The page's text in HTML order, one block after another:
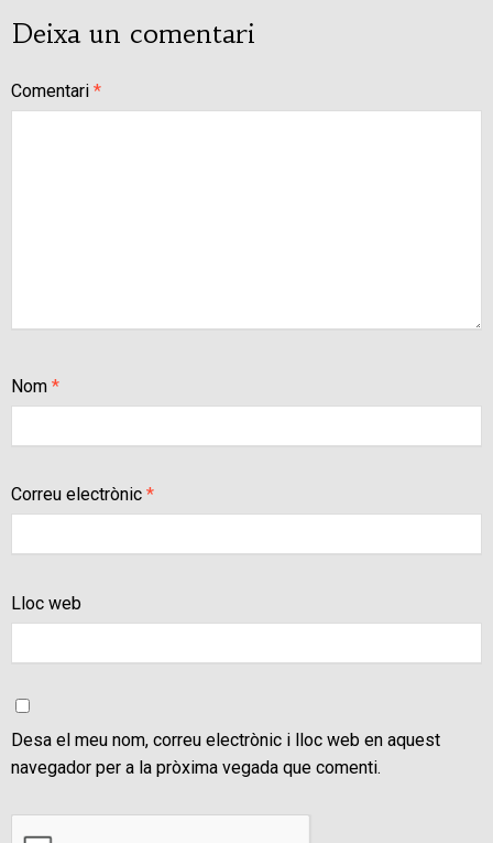
Deixa un comentari
Comentari *
Nom *
Correu electrònic *
Lloc web
Desa el meu nom, correu electrònic i lloc web en aquest
navegador per a la pròxima vegada que comenti.